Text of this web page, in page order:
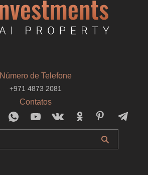
Número de Telefone
+971 4873 2081
Contatos